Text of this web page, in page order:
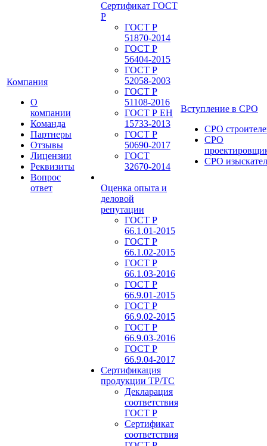
Компания
О
компании
Команда
Партнеры
Отзывы
Лицензии
Реквизиты
Вопрос
ответ
Сертификат ГОСТ
Р
ГОСТ Р
51870-2014
ГОСТ Р
56404-2015
ГОСТ Р
52058-2003
ГОСТ Р
51108-2016
ГОСТ Р ЕН
15733-2013
ГОСТ Р
50690-2017
ГОСТ
32670-2014
Оценка опыта и
деловой
репутации
ГОСТ Р
66.1.01-2015
ГОСТ Р
66.1.02-2015
ГОСТ Р
66.1.03-2016
ГОСТ Р
66.9.01-2015
ГОСТ Р
66.9.02-2015
ГОСТ Р
66.9.03-2016
ГОСТ Р
66.9.04-2017
Сертификация
продукции ТР/ТС
Декларация
соответствия
ГОСТ Р
Сертификат
соответствия
Вступление в СРО
СРО
СРО
СРО